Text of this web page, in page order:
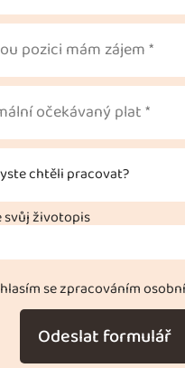
svůj životopis
se zpracováním
Odeslat formulář